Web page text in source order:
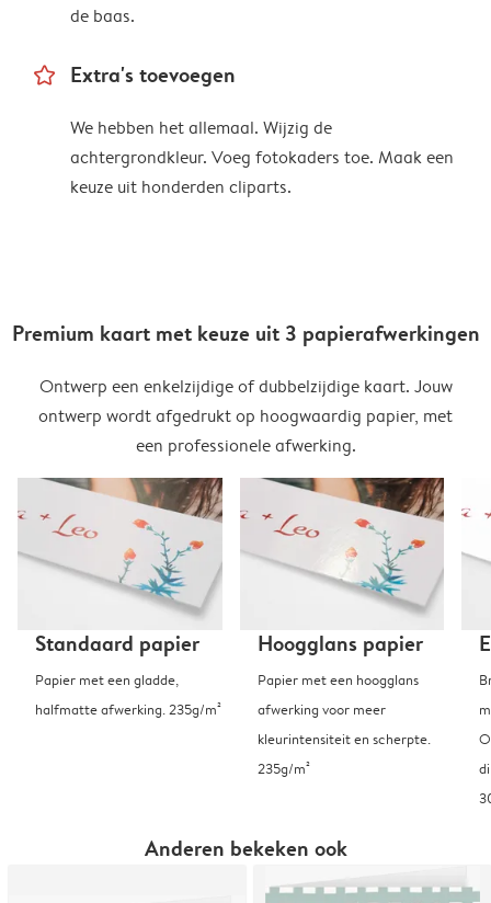
de baas.
star_outline Extra's toevoegen
We hebben het allemaal. Wijzig de
achtergrondkleur. Voeg fotokaders toe. Maak een
keuze uit honderden cliparts.
Premium kaart met keuze uit 3 papierafwerkingen
Ontwerp een enkelzijdige of dubbelzijdige kaart. Jouw
ontwerp wordt afgedrukt op hoogwaardig papier, met
een professionele afwerking.
Standaard papier
Papier met een gladde,
halfmatte afwerking. 235g/m²
Hoogglans papier
Papier met een hoogglans
afwerking voor meer
kleurintensiteit en scherpte.
235g/m²
Anderen bekeken ook